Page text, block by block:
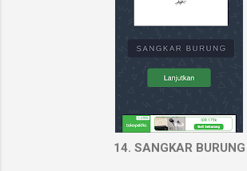
14. SANGKAR BURUNG